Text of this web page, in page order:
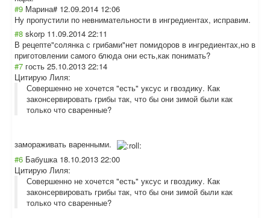
#9 Марина# 12.09.2014 12:06
Ну пропустили по невнимательности в ингредиентах, исправим.
#8 skorp 11.09.2014 22:11
В рецепте"солянка с грибами"нет помидоров в ингредиентах,но в
приготовлении самого блюда они есть,как понимать?
#7 гость 25.10.2013 22:14
Цитирую Лиля:
Совершенно не хочется "есть" уксус и гвоздику. Как
законсервировать грибы так, что бы они зимой были как
только что сваренные?
замораживать варенными.
#6 Бабушка 18.10.2013 22:00
Цитирую Лиля:
Совершенно не хочется "есть" уксус и гвоздику. Как
законсервировать грибы так, что бы они зимой были как
только что сваренные?